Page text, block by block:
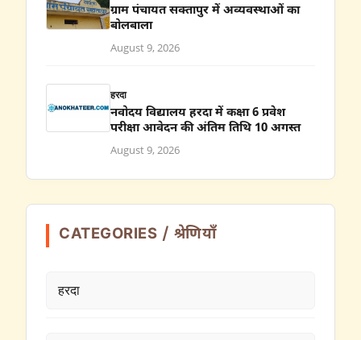
ग्राम पंचायत सक्तापुर में अव्यवस्थाओं का
बोलबाला
August 9, 2026
हरदा
नवोदय विद्यालय हरदा में कक्षा 6 प्रवेश
परीक्षा आवेदन की अंतिम तिथि 10 अगस्त
August 9, 2026
CATEGORIES / श्रेणियाँ
हरदा